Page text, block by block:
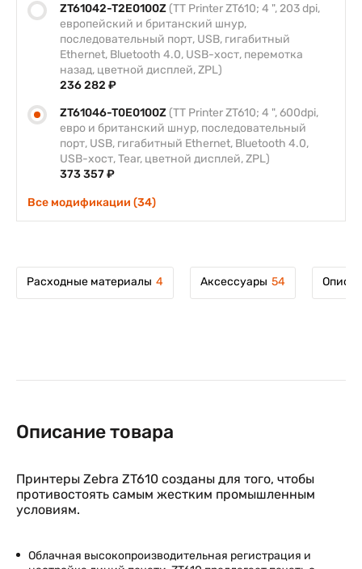
ZT61042-T2E0100Z (TT Printer ZT610; 4 ", 203 dpi,
европейский и британский шнур,
последовательный порт, USB, гигабитный
Ethernet, Bluetooth 4.0, USB-хост, перемотка
назад, цветной дисплей, ZPL)
236 282 ₽
ZT61046-T0E0100Z (TT Printer ZT610; 4 ", 600dpi,
евро и британский шнур, последовательный
порт, USB, гигабитный Ethernet, Bluetooth 4.0,
USB-хост, Tear, цветной дисплей, ZPL)
373 357 ₽
Все модификации (34)
Расходные материалы 4 Аксессуары 54
Описание товара
Принтеры Zebra ZT610 созданы для того, чтобы
противостоять самым жестким промышленным
условиям.
Облачная высокопроизводительная регистрация и